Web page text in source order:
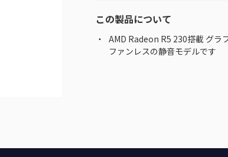
この製品について
AMD Radeon R5 230搭載 グラ
ファンレスの静音モデルです